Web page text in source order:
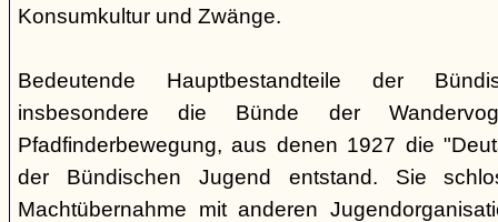
Konsumkultur und Zwänge.
Bedeutende Hauptbestandteile der
insbesondere die Bünde der
Pfadfinderbewegung, aus denen 1927 die
der Bündischen Jugend entstand. Sie
Machtübernahme mit anderen